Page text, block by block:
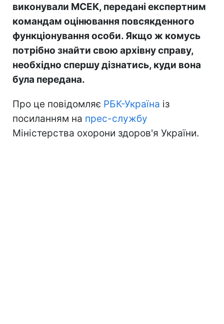
виконували МСЕК, передані експертним
командам оцінювання повсякденного
функціонування особи. Якщо ж комусь
потрібно знайти свою архівну справу,
необхідно спершу дізнатись, куди вона
була передана.
Про це повідомляє РБК-Україна із
посиланням на прес-службу
Міністерства охорони здоров'я України.